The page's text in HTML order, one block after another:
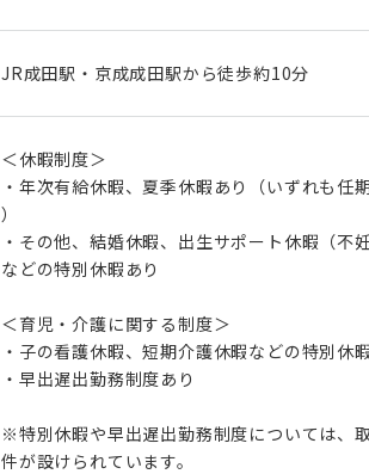
JR成田駅・京成成田駅から徒歩約10分
＜休暇制度＞
・年次有給休暇、夏季休暇あり（いずれも任
）
・その他、結婚休暇、出生サポート休暇（不
などの特別休暇あり
＜育児・介護に関する制度＞
・子の看護休暇、短期介護休暇などの特別休
・早出遅出勤務制度あり
※特別休暇や早出遅出勤務制度については、
件が設けられています。